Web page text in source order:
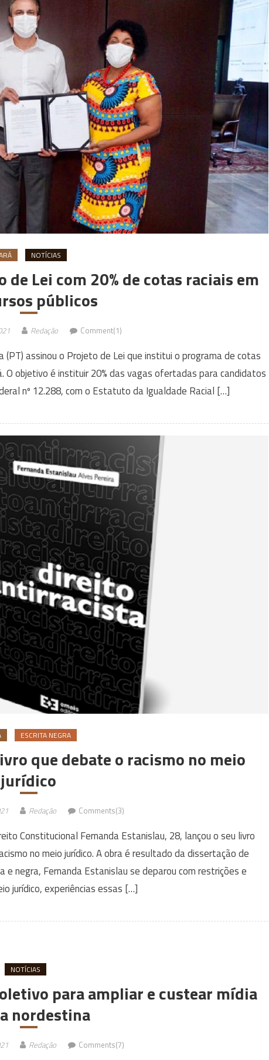
NOTÍCIAS
de Lei com 20% de cotas raciais em
públicos
Redação Comment(1)
assinou o Projeto de Lei que institui o programa de cotas
O objetivo é instituir 20% das vagas ofertadas para candidatos
nº 12.288, com o Estatuto da Igualdade Racial […]
ESCRITA NEGRA
que debate o racismo no meio
jurídico
Redação Comments(3)
Constitucional Fernanda Estanislau, 28, lançou o seu livro
no meio jurídico. A obra é resultado da dissertação de
negra, Fernanda Estanislau se deparou com restrições e
jurídico, experiências essas […]
NOTÍCIAS
para ampliar e custear mídia
nordestina
Redação Comments(7)